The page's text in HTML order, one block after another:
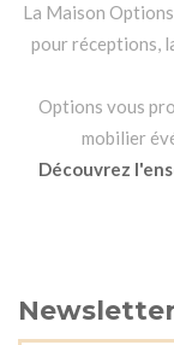
La Maison
pour réceptions,
Options vous
mobilier
Découvrez